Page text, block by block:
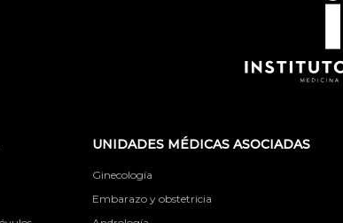
UNIDADES MÉDICAS ASOCIADAS
Ginecología
Embarazo y obstetricia